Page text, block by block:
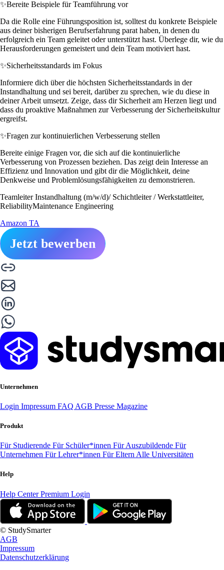
✨Bereite Beispiele für Teamführung vor
Da die Rolle eine Führungsposition ist, solltest du konkrete Beispiele
aus deiner bisherigen Berufserfahrung parat haben, in denen du
erfolgreich ein Team geleitet oder unterstützt hast. Überlege dir, wie du
Herausforderungen gemeistert und dein Team motiviert hast.
✨Sicherheitsstandards im Fokus
Informiere dich über die höchsten Sicherheitsstandards in der
Instandhaltung und sei bereit, darüber zu sprechen, wie du diese in
deiner Arbeit umsetzt. Zeige, dass dir Sicherheit am Herzen liegt und
dass du proaktive Maßnahmen zur Verbesserung der Sicherheitskultur
ergreifst.
✨Fragen zur kontinuierlichen Verbesserung stellen
Bereite einige Fragen vor, die sich auf die kontinuierliche
Verbesserung von Prozessen beziehen. Das zeigt dein Interesse an
Effizienz und Innovation und gibt dir die Möglichkeit, deine
Denkweise und Problemlösungsfähigkeiten zu demonstrieren.
Teamleiter Instandhaltung (m/w/d)/ Schichtleiter / Werkstattleiter,
ReliabilityMaintenance Engineering
Amazon TA
Jetzt bewerben
Unternehmen
Login Impressum FAQ AGB Presse Magazine
Produkt
Für Studierende Für Schüler*innen Für Auszubildende Für
Unternehmen Für Lehrer*innen Für Eltern Alle Universitäten
Help
Help CenterPremium Login
© StudySmarter
AGB
Impressum
Datenschutzerklärung